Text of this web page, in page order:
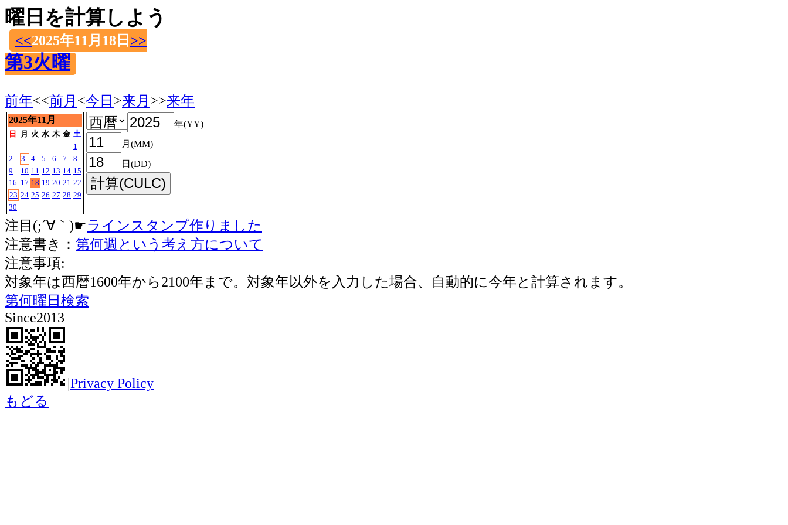
曜日を計算しよう
<<2025年11月18日 >>
第3火曜
前年<<前月 <今日 >来月 >>来年
2025年11月
日 月 火 水 木 金 土
1
2
3 4 5 6 7
8
9
10 11 12 13 14 15
16 17 18 19 20 21 22
23 24 25 26 27 28 29
30
年(YY)
月(MM)
日(DD)
注目(;´∀｀)☛ラインスタンプ作りました
注意書き： 第何週という考え方について
注意事項:
対象年は西暦1600年から2100年まで。対象年以外を入力した場合、自動的に今年と計算されます。
第何曜日検索
Since2013
|Privacy Policy
もどる